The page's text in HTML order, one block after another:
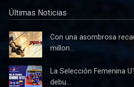
Últimas Noticias
Con una asombrosa
millon...
La Selección Femenina
debu...